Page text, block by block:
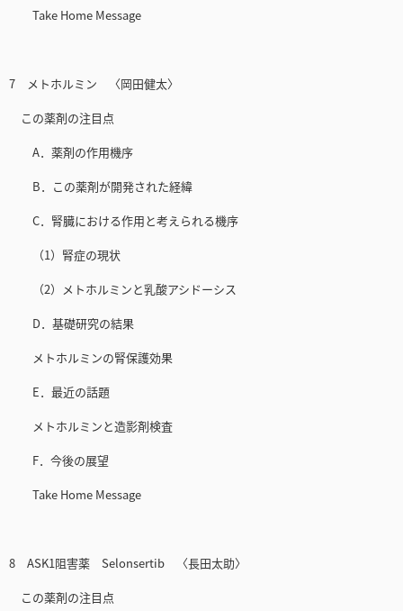
Take Home Message
7 メトホルミン 〈岡田健太〉
この薬剤の注目点
A．薬剤の作用機序
B．この薬剤が開発された経緯
C．腎臓における作用と考えられる機序
（1）腎症の現状
（2）メトホルミンと乳酸アシドーシス
D．基礎研究の結果
メトホルミンの腎保護効果
E．最近の話題
メトホルミンと造影剤検査
F．今後の展望
Take Home Message
8 ASK1阻害薬 Selonsertib 〈長田太助〉
この薬剤の注目点